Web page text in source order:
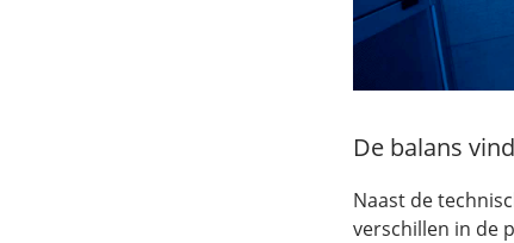
De balans
Naast de
verschillen in de